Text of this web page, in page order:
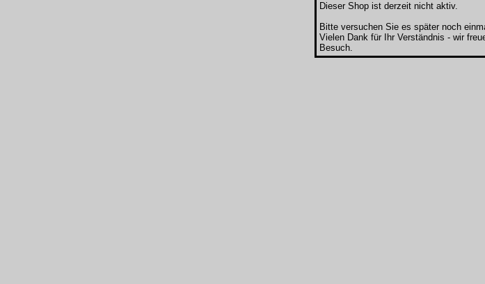
Dieser Shop ist derzeit nicht aktiv.
Bitte versuchen Sie es später noch
Vielen Dank für Ihr Verständnis - wir
Besuch.